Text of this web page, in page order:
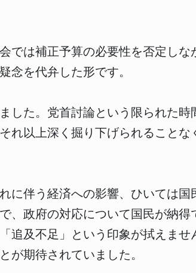
では補正予算の必要性を否定しな
念を代弁した形です。
た。党首討論という限られた時
れ以上深く掘り下げられることな
に伴う経済への影響、ひいては国
、政府の対応について国民が納得
及不足」という印象が拭えませ
が期待されていました。